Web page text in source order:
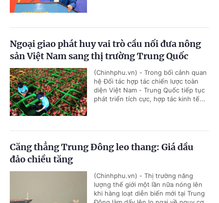
Ngoại giao phát huy vai trò cầu nối đưa nông
sản Việt Nam sang thị trường Trung Quốc
(Chinhphu.vn) - Trong bối cảnh quan
hệ Đối tác hợp tác chiến lược toàn
diện Việt Nam - Trung Quốc tiếp tục
phát triển tích cực, hợp tác kinh tế...
Căng thẳng Trung Đông leo thang: Giá dầu
đảo chiều tăng
(Chinhphu.vn) - Thị trường năng
lượng thế giới một lần nữa nóng lên
khi hàng loạt diễn biến mới tại Trung